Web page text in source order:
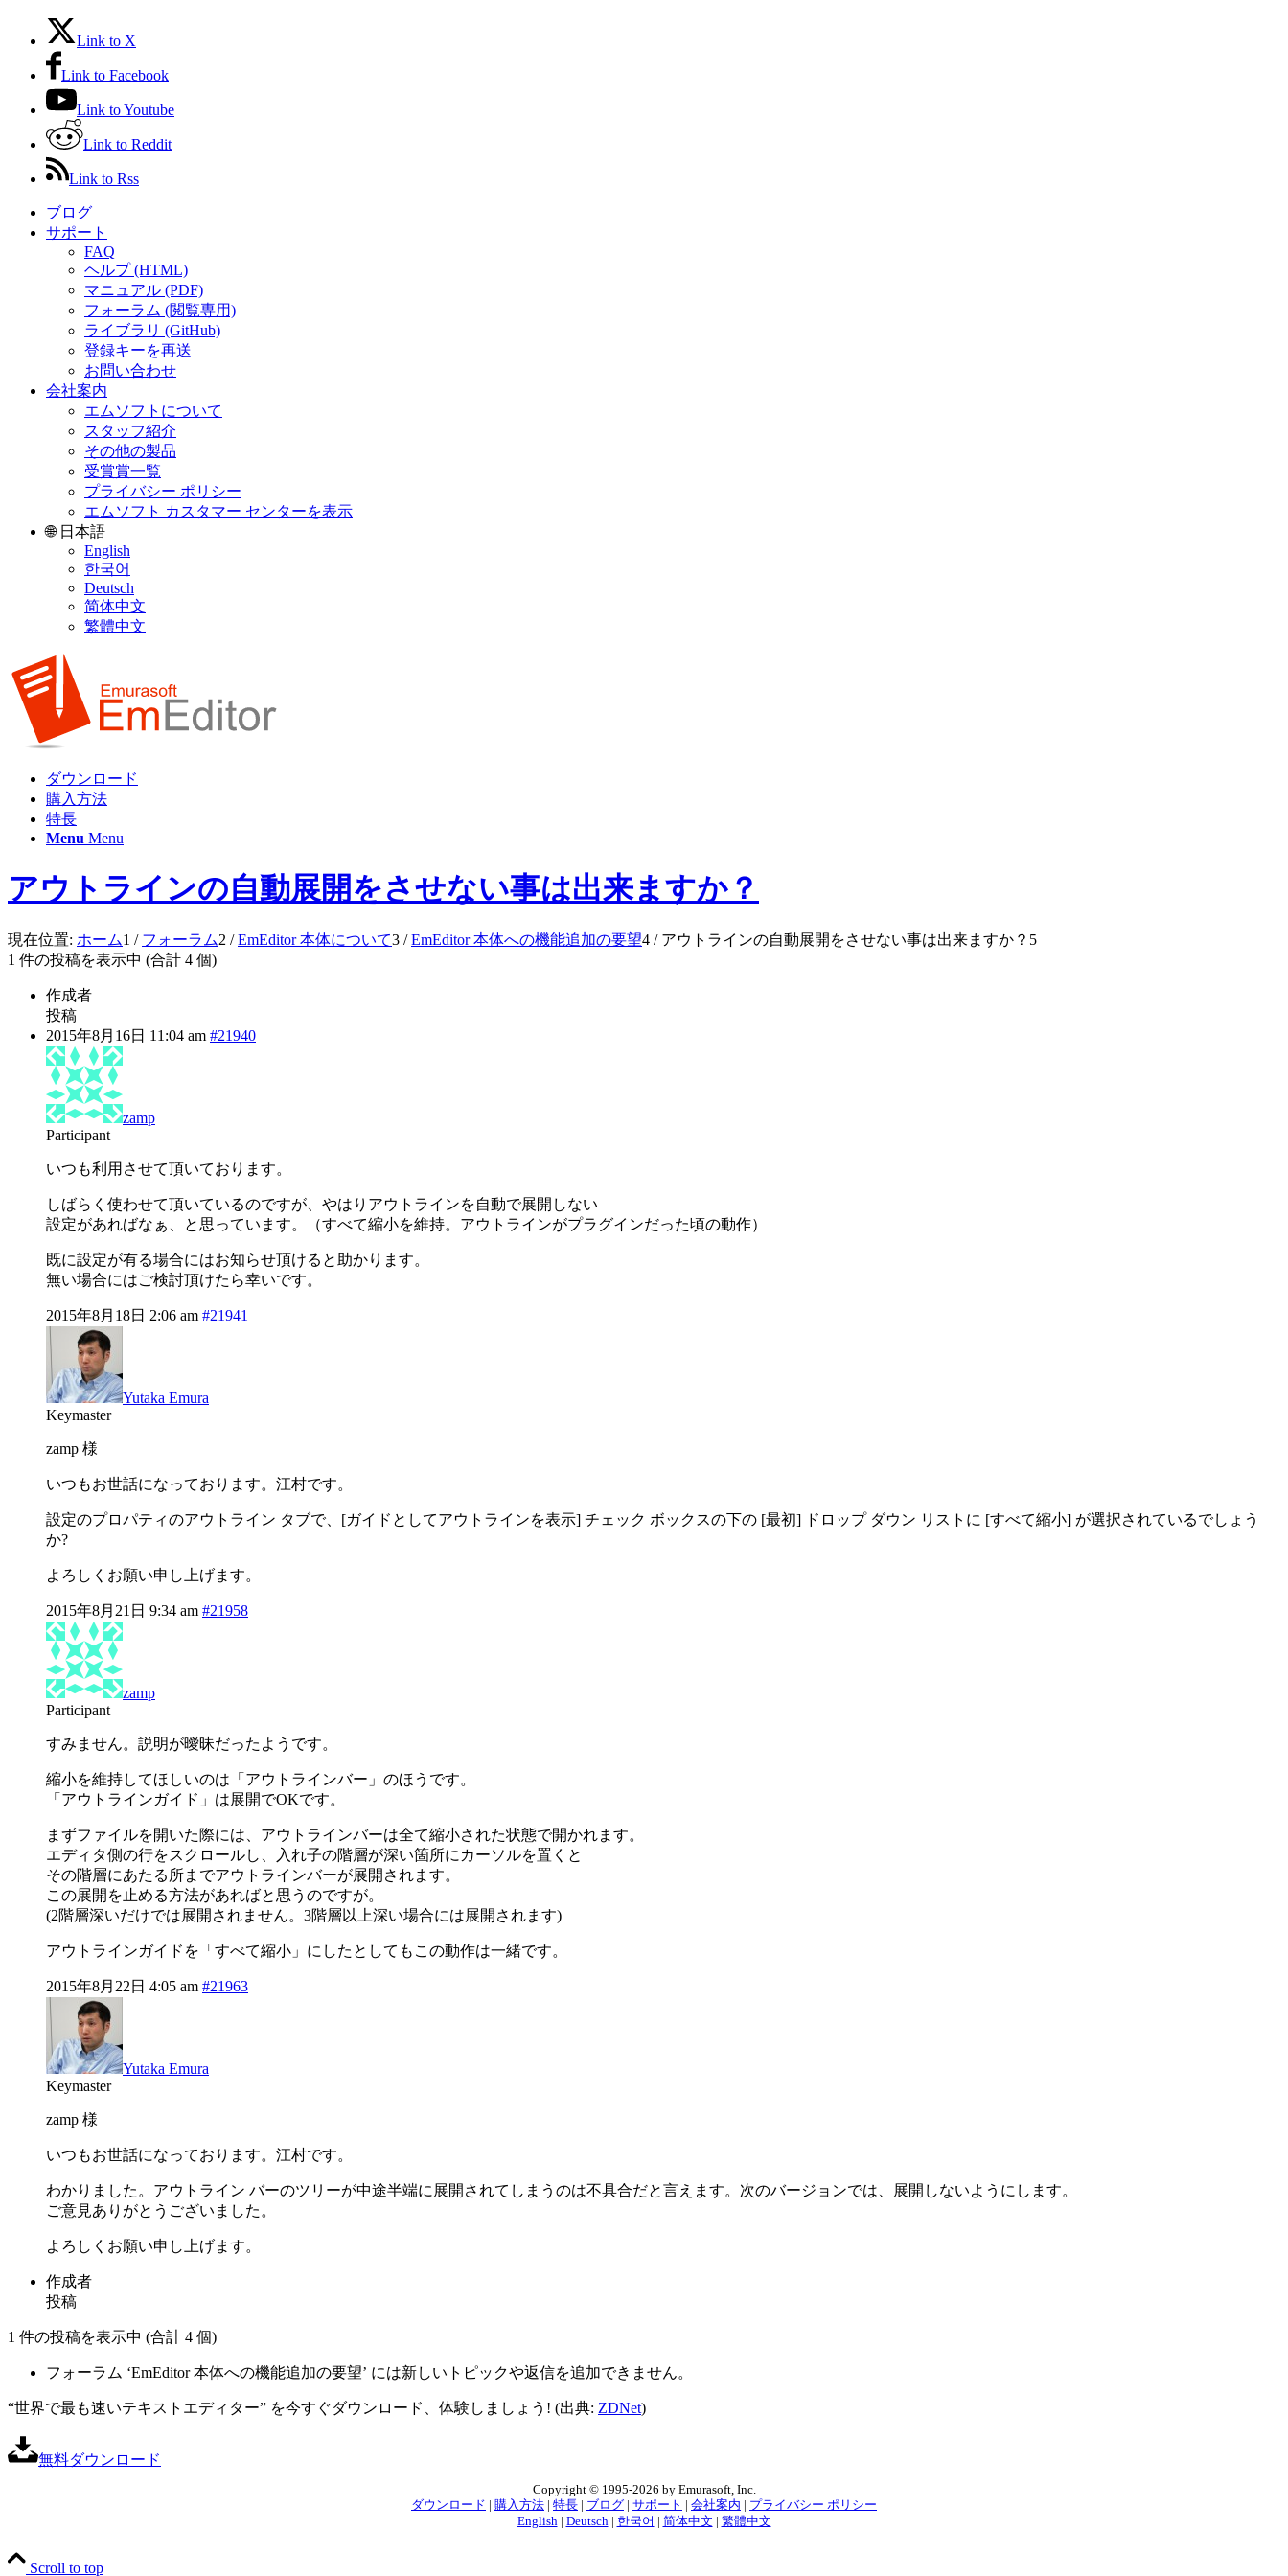
Link to X
Link to Facebook
Link to Youtube
Link to Reddit
Link to Rss
ブログ
サポート
FAQ
ヘルプ (HTML)
マニュアル (PDF)
フォーラム (閲覧専用)
ライブラリ (GitHub)
登録キーを再送
お問い合わせ
会社案内
エムソフトについて
スタッフ紹介
その他の製品
受賞賞一覧
プライバシー ポリシー
エムソフト カスタマー センターを表示
🌐 日本語
English
한국어
Deutsch
简体中文
繁體中文
ダウンロード
購入方法
特長
Menu Menu
アウトラインの自動展開をさせない事は出来ますか？
現在位置: ホーム1 / フォーラム2 / EmEditor 本体について3 / EmEditor 本体への機能追加の要望4 / アウトラインの自動展開をさせない事は出来ますか？ 5
1 件の投稿を表示中 (合計 4 個)
作成者
投稿
2015年8月16日 11:04 am #21940
zamp
Participant
いつも利用させて頂いております。
しばらく使わせて頂いているのですが、やはりアウトラインを自動で展開しない
設定があればなぁ、と思っています。（すべて縮小を維持。アウトラインがプラグインだった頃の動作）
既に設定が有る場合にはお知らせ頂けると助かります。
無い場合にはご検討頂けたら幸いです。
2015年8月18日 2:06 am #21941
Yutaka Emura
Keymaster
zamp 様
いつもお世話になっております。江村です。
設定のプロパティのアウトライン タブで、[ガイドとしてアウトラインを表示] チェック ボックスの下の [最初] ドロップ ダウン リストに [すべて縮小] が選択されているでしょう
か?
よろしくお願い申し上げます。
2015年8月21日 9:34 am #21958
zamp
Participant
すみません。説明が曖昧だったようです。
縮小を維持してほしいのは「アウトラインバー」のほうです。
「アウトラインガイド」は展開でOKです。
まずファイルを開いた際には、アウトラインバーは全て縮小された状態で開かれます。
エディタ側の行をスクロールし、入れ子の階層が深い箇所にカーソルを置くと
その階層にあたる所までアウトラインバーが展開されます。
この展開を止める方法があればと思うのですが。
(2階層深いだけでは展開されません。3階層以上深い場合には展開されます)
アウトラインガイドを「すべて縮小」にしたとしてもこの動作は一緒です。
2015年8月22日 4:05 am #21963
Yutaka Emura
Keymaster
zamp 様
いつもお世話になっております。江村です。
わかりました。アウトライン バーのツリーが中途半端に展開されてしまうのは不具合だと言えます。次のバージョンでは、展開しないようにします。
ご意見ありがとうございました。
よろしくお願い申し上げます。
作成者
投稿
1 件の投稿を表示中 (合計 4 個)
フォーラム ‘EmEditor 本体への機能追加の要望’ には新しいトピックや返信を追加できません。
“世界で最も速いテキストエディター” を今すぐダウンロード、体験しましょう! (出典: ZDNet)
無料ダウンロード
Copyright © 1995-2026 by Emurasoft, Inc.
ダウンロード
購入方法 特長 ブログ サポート 会社案内
プライバシー ポリシー
English| Deutsch| 한국어 简体中文 繁體中文
Scroll to top